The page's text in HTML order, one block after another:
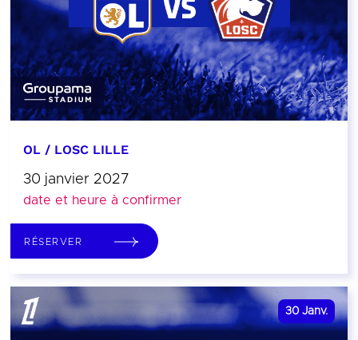
OL / LOSC LILLE
30 janvier 2027
date et heure à confirmer
RÉSERVER
30 Janv.